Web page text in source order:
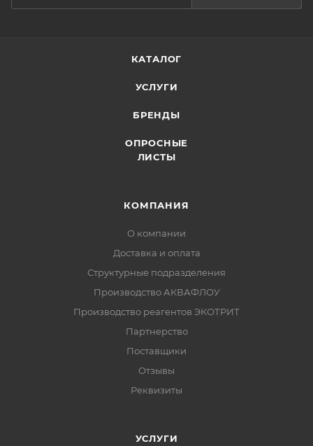
КАТАЛОГ
УСЛУГИ
БРЕНДЫ
ОПРОСНЫЕ
ЛИСТЫ
КОМПАНИЯ
О компании
Доставка и оплата
Структурные подразделения
Производство АКВАФЛОУ
Производство реагентов ЭКОТРИТ
Партнерство
Поставщики
Отзывы
Реквизиты
УСЛУГИ